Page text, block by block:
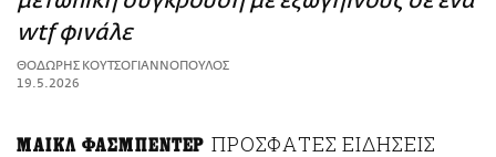
ΑΜΠΑ
PRINT
wtf φινάλε
ΘΟΔΩΡΗΣ ΚΟΥΤΣΟΓΙΑΝΝΟΠΟΥΛΟΣ
19.5.2026
ΜΑΙΚΛ ΦΑΣΜΠΕΝΤΕΡ ΠΡΟΣΦΑΤΕΣ ΕΙΔΗΣΕΙΣ